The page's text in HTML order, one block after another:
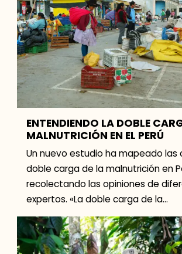
ENTENDIENDO LA DOBLE
MALNUTRICIÓN EN EL PERÚ
Un nuevo estudio ha mapeado las
doble carga de la malnutrición en
recolectando las opiniones de
expertos. «La doble carga de la
malnutrición» se produce cuando